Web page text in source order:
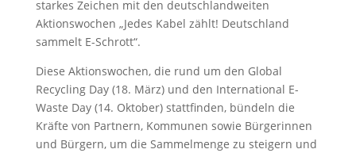
starkes Zeichen mit den deutschlandweiten
Aktionswochen „Jedes Kabel zählt! Deutschland
sammelt E-Schrott“.
Diese Aktionswochen, die rund um den Global
Recycling Day (18. März) und den International E-
Waste Day (14. Oktober) stattfinden, bündeln die
Kräfte von Partnern, Kommunen sowie Bürgerinnen
und Bürgern, um die Sammelmenge zu steigern und